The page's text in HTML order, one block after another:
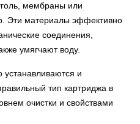
мембраны или
Эти материалы эффективно
соединения,
умягчают воду.
и
тип картриджа в
очистки и свойствами